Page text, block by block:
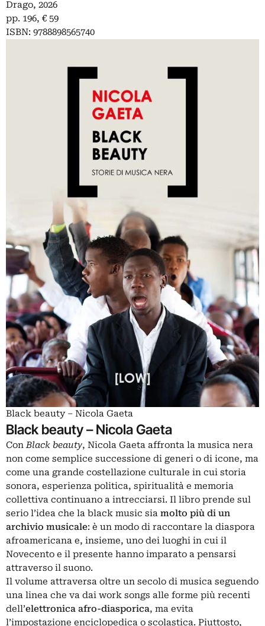
Drago, 2026
pp. 196, € 59
ISBN: 9788898565740
Black beauty – Nicola Gaeta
Black beauty – Nicola Gaeta
ConBlack beauty, Nicola Gaeta affronta la musica nera
non come semplice successione di generi o di icone, ma
come una grande costellazione culturale in cui storia
sonora, esperienza politica, spiritualità e memoria
collettiva continuano a intrecciarsi. Il libro prende sul
serio l’idea che la black music sia molto più di un
archivio musicale: è un modo di raccontare la diaspora
afroamericana e, insieme, uno dei luoghi in cui il
Novecento e il presente hanno imparato a pensarsi
attraverso il suono.
Il volume attraversa oltre un secolo di musica seguendo
una linea che va dai work songs alle forme più recenti
dell’elettronica afro-diasporica, ma evita
l’impostazione enciclopedica o scolastica. Piuttosto,